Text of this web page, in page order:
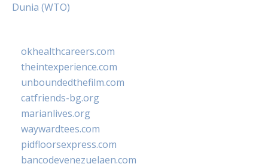
Dunia (WTO)
okhealthcareers.com
theintexperience.com
unboundedthefilm.com
catfriends-bg.org
marianlives.org
waywardtees.com
pidfloorsexpress.com
bancodevenezuelaen.com